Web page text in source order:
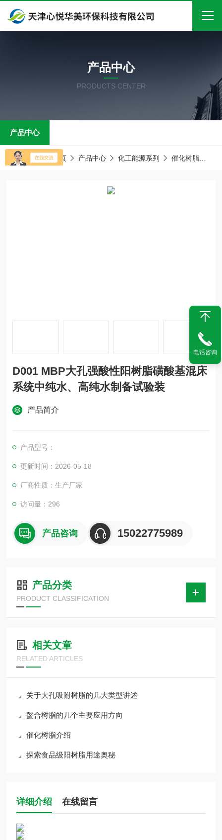
关于我们
产品中心
在线留言
产品中心
PRODUCTS CENTER
产品中心
当前位置：首页 产品中心 化工能源系列 催化树脂
D001 MBP大孔强酸性阳树脂磺酸基混床
系统中纯水、高纯水制备试验装
产品简介
产品型号：
更新时间：2026-05-18
厂商性质：生产厂家
访问量：296
产品咨询 15022775989
产品分类
PRODUCT CLASSIFICATION
相关文章
RELATED ARTICLES
关于大孔吸附树脂的几大类型讲述
螯合树脂的几个主要应用方向
催化树脂介绍
探索食品级阳树脂用途奥秘
详细介绍 在线留言
电话咨询